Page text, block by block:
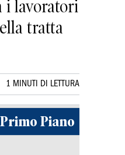
i lavoratori
tratta
1 MINUTI DI LETTURA
Primo Piano